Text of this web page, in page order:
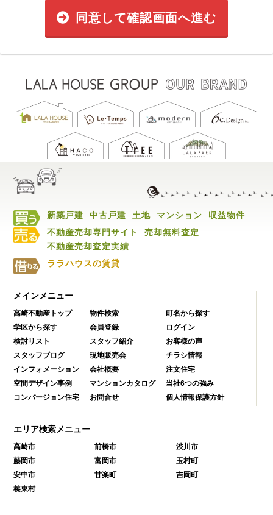
同意して確認画面へ進む
新築戸建 中古戸建 土地 マンション
収益物件
不動産売却専門サイト
売却無料査定
不動産売却査定実績
ララハウスの賃貸
メインメニュー
高崎不動産トップ 物件検索
町名から探す
学区から探す
会員登録
ログイン
検討リスト
スタッフ紹介
お客様の声
スタッフブログ
現地販売会
チラシ情報
インフォメーション
会社概要
注文住宅
空間デザイン事例
マンションカタログ
当社6つの強み
コンバージョン住宅
お問合せ 個人情報保護方針
エリア検索メニュー
高崎市 前橋市
渋川市
藤岡市
富岡市
玉村町
安中市
甘楽町
吉岡町
榛東村